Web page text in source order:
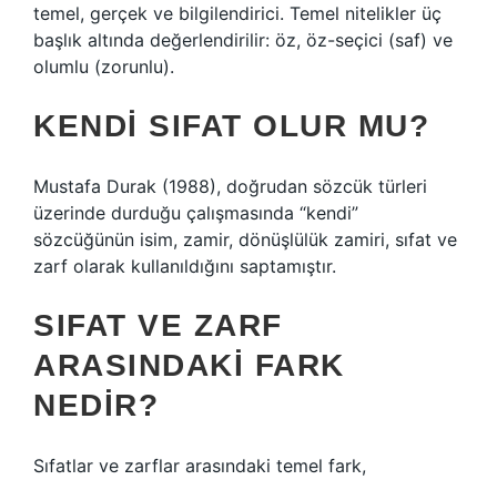
temel, gerçek ve bilgilendirici. Temel nitelikler üç
başlık altında değerlendirilir: öz, öz-seçici (saf) ve
olumlu (zorunlu).
KENDI SIFAT OLUR MU?
Mustafa Durak (1988), doğrudan sözcük türleri
üzerinde durduğu çalışmasında “kendi”
sözcüğünün isim, zamir, dönüşlülük zamiri, sıfat ve
zarf olarak kullanıldığını saptamıştır.
SIFAT VE ZARF
ARASINDAKI FARK
NEDIR?
Sıfatlar ve zarflar arasındaki temel fark,